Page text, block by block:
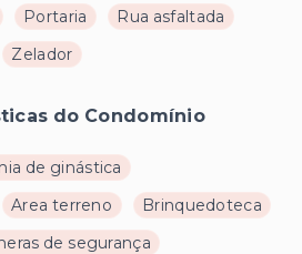
Portaria
Rua asfaltada
Zelador
do Condomínio
de ginástica
Area terreno
Brinquedoteca
de segurança